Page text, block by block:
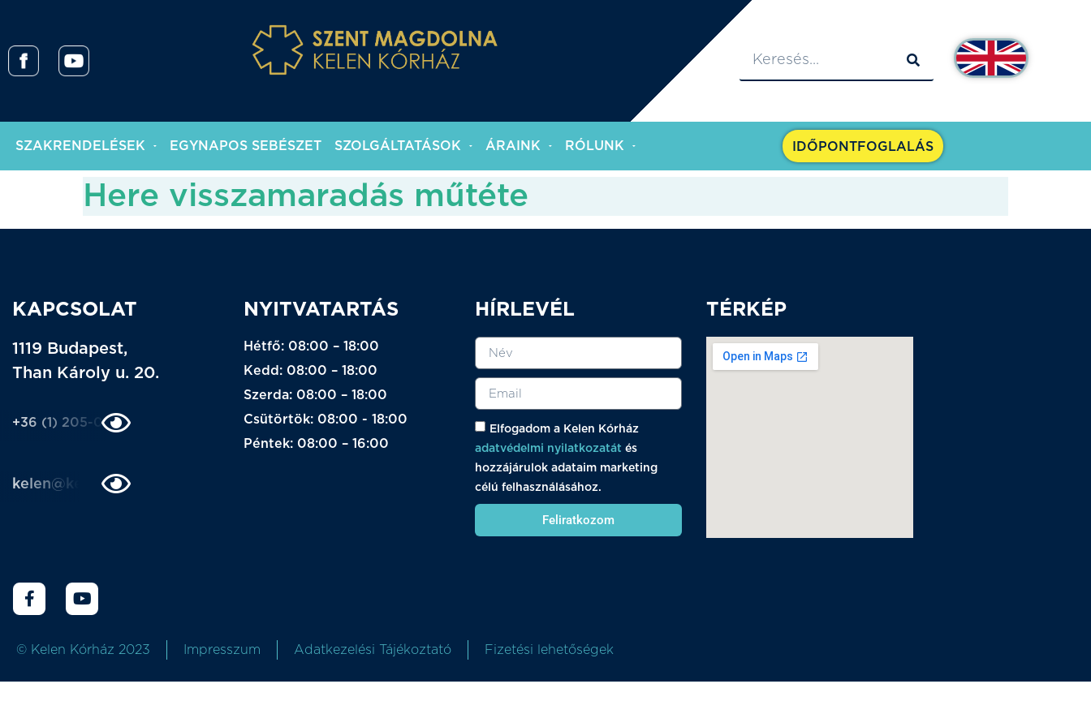
SZAKRENDELÉSEK EGYNAPOS SEBÉSZET SZOLGÁLTATÁSOK ÁRAINK RÓLUNK IDŐPONTFOGLALÁS
Here visszamaradás műtéte
KAPCSOLAT
1119 Budapest,
Than Károly u. 20.
+36 (1) 205-0205
kelen@kelen.hu
NYITVATARTÁS
Hétfő: 08:00 – 18:00
Kedd: 08:00 – 18:00
Szerda: 08:00 – 18:00
Csütörtök: 08:00 - 18:00
Péntek: 08:00 – 16:00
HÍRLEVÉL
Elfogadom a Kelen Kórház
adatvédelmi nyilatkozatát és
hozzájárulok adataim marketing
célú felhasználásához.
Feliratkozom
TÉRKÉP
© Kelen Kórház 2023 Impresszum Adatkezelési Tájékoztató Fizetési lehetőségek